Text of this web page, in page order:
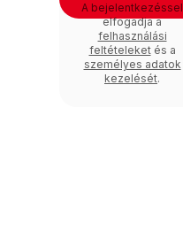
A bejelentkezéssel
elfogadja a
felhasználási
feltételeketés a
személyes adatok
kezelését.